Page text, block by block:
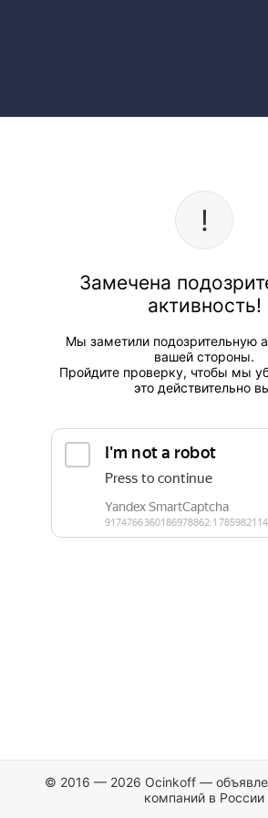
Замечена
активность!
Мы заметили подозрительную
вашей стороны.
Пройдите проверку, чтобы мы
это действительно
© 2016 — 2026 Ocinkoff —
компаний в России